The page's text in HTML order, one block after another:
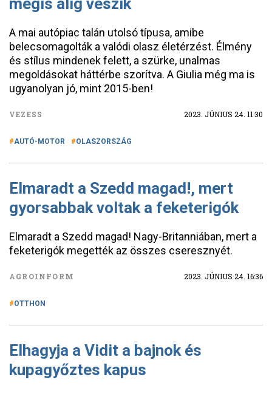
mégis alig veszik
A mai autópiac talán utolsó típusa, amibe
belecsomagolták a valódi olasz életérzést. Élmény
és stílus mindenek felett, a szürke, unalmas
megoldásokat háttérbe szorítva. A Giulia még ma is
ugyanolyan jó, mint 2015-ben!
VEZESS 2023. JÚNIUS 24. 11:30
AUTÓ-MOTOR OLASZORSZÁG
Elmaradt a Szedd magad!, mert
gyorsabbak voltak a feketerigók
Elmaradt a Szedd magad! Nagy-Britanniában, mert a
feketerigók megették az összes cseresznyét.
AGROINFORM 2023. JÚNIUS 24. 16:36
OTTHON
Elhagyja a Vidit a bajnok és
kupagyőztes kapus